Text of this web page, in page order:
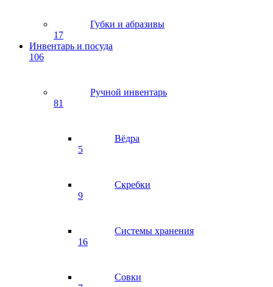
Губки и абразивы
17
Инвентарь и посуда
106
Ручной инвентарь
81
Вёдра
5
Скребки
9
Системы хранения
16
Совки